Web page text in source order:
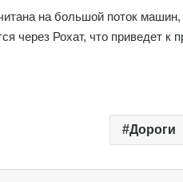
на большой поток
через Рохат, что приведет к
Дороги